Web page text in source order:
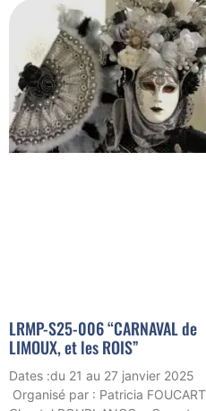
LRMP-S25-006 “CARNAVAL de
LIMOUX, et les ROIS”
Dates :du 21 au 27 janvier 2025
Organisé par : Patricia